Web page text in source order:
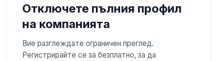
Отключете пълния профил
на компанията
Вие разглеждате ограничен преглед.
Регистрирайте се за безплатно, за да